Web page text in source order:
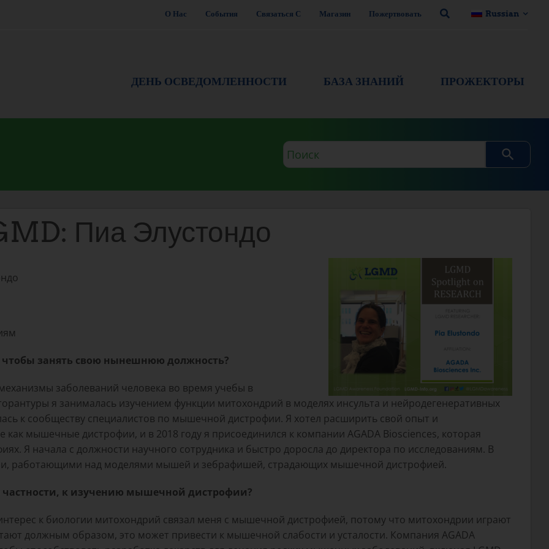
О Нас События Связаться С Магазин Пожертвовать Russian
ДЕНЬ ОСВЕДОМЛЕННОСТИ БАЗА ЗНАНИЙ ПРОЖЕКТОРЫ
Поисковый
запрос
Пиа Элустондо
занять свою нынешнюю должность?
заболеваний человека во время учебы в
я занималась изучением функции митохондрий в моделях инсульта и нейродегенеративных
к сообществу специалистов по мышечной дистрофии. Я хотел расширить свой опыт и
как мышечные дистрофии, и в 2018 году я присоединился к компании AGADA Biosciences, которая
Я начала с должности научного сотрудника и быстро доросла до директора по исследованиям. В
работающими над моделями мышей и зебрафишей, страдающих мышечной дистрофией.
частности, к изучению мышечной дистрофии?
к биологии митохондрий связал меня с мышечной дистрофией, потому что митохондрии играют
должным образом, это может привести к мышечной слабости и усталости. Компания AGADA